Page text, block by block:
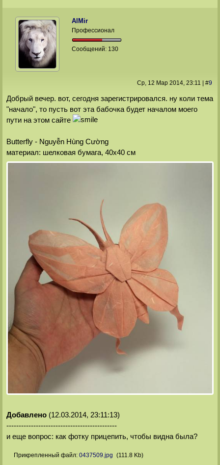
AlMir
Профессионал
Сообщений: 130
Ср, 12 Мар 2014, 23:11 #9
Добрый вечер. вот, сегодня зарегистрировался. ну коли тема
"начало", то пусть вот эта бабочка будет началом моего
пути на этом сайте
Butterfly - Nguyễn Hùng Cường
материал: шелковая бумага, 40х40 см
Добавлено(12.03.2014, 23:11:13)
---------------------------------------------
и еще вопрос: как фотку прицепить, чтобы видна была?
Прикрепленный файл: 0437509.jpg (111.8 Kb)